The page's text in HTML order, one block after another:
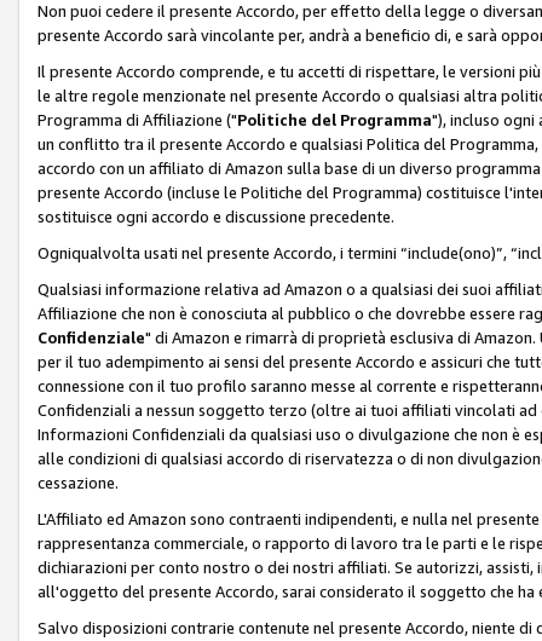
Non puoi cedere il presente Accordo, per effetto della legge o
presente Accordo sarà vincolante per, andrà a beneficio di, e sarà
Il presente Accordo comprende, e tu accetti di rispettare, le versioni
le altre regole menzionate nel presente Accordo o qualsiasi altra
Programma di Affiliazione ("Politiche del Programma"), incluso
un conflitto tra il presente Accordo e qualsiasi Politica del
accordo con un affiliato di Amazon sulla base di un diverso
presente Accordo (incluse le Politiche del Programma) costituisce
sostituisce ogni accordo e discussione precedente.
Ogniqualvolta usati nel presente Accordo, i termini “include(ono)”,
Qualsiasi informazione relativa ad Amazon o a qualsiasi dei suoi
Affiliazione che non è conosciuta al pubblico o che dovrebbe essere
Confidenziale" di Amazon e rimarrà di proprietà esclusiva di
per il tuo adempimento ai sensi del presente Accordo e assicuri che
connessione con il tuo profilo saranno messe al corrente e
Confidenziali a nessun soggetto terzo (oltre ai tuoi affiliati vincolati
Informazioni Confidenziali da qualsiasi uso o divulgazione che non è
alle condizioni di qualsiasi accordo di riservatezza o di non
cessazione.
L'Affiliato ed Amazon sono contraenti indipendenti, e nulla nel
rappresentanza commerciale, o rapporto di lavoro tra le parti e le
dichiarazioni per conto nostro o dei nostri affiliati. Se autorizzi,
all'oggetto del presente Accordo, sarai considerato il soggetto che
Salvo disposizioni contrarie contenute nel presente Accordo, niente